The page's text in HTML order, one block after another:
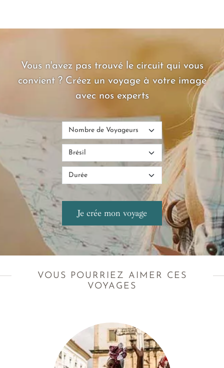
Vous n'avez pas trouvé le circuit qui vous
convient ? Créez un voyage à votre image
avec nos experts
VOUS POURRIEZ AIMER CES
VOYAGES